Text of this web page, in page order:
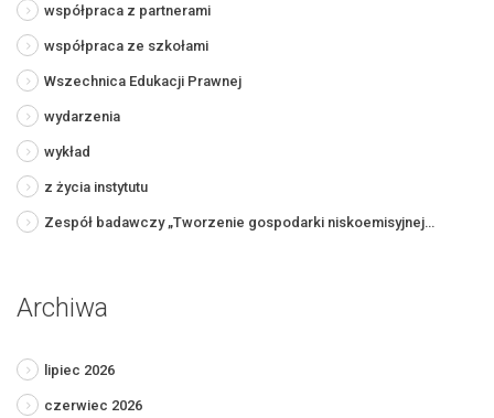
współpraca z partnerami
współpraca ze szkołami
Wszechnica Edukacji Prawnej
wydarzenia
wykład
z życia instytutu
Zespół badawczy „Tworzenie gospodarki niskoemisyjnej…
Archiwa
lipiec 2026
czerwiec 2026